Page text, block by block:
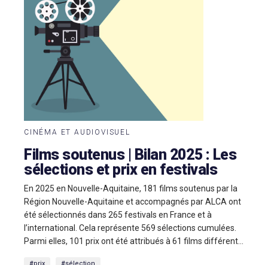
CINÉMA ET AUDIOVISUEL
Films soutenus | Bilan 2025 : Les
sélections et prix en festivals
En 2025 en Nouvelle-Aquitaine, 181 films soutenus par la
Région Nouvelle-Aquitaine et accompagnés par ALCA ont
été sélectionnés dans 265 festivals en France et à
l’international. Cela représente 569 sélections cumulées.
Parmi elles, 101 prix ont été attribués à 61 films différent...
#prix #sélection